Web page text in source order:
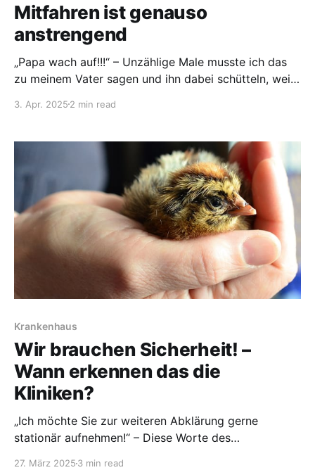
Mitfahren ist genauso
anstrengend
„Papa wach auf!!!“ – Unzählige Male musste ich das
zu meinem Vater sagen und ihn dabei schütteln, weil
konnte ich als Kind in diesen Situationen verhindern,
oder gar einen LKW auffuhr. Kein Wunder, dass
3. Apr. 2025 2 min read
Krankenhaus
Wir brauchen Sicherheit! –
Wann erkennen das die
Kliniken?
„Ich möchte Sie zur weiteren Abklärung gerne
stationär aufnehmen!“ – Diese Worte des
27. März 2025 3 min read